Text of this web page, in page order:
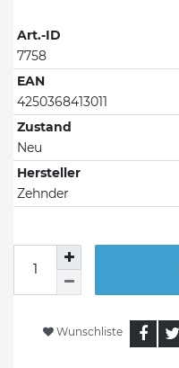
Art.-ID
7758
EAN
4250368413011
Zustand
Neu
Hersteller
Zehnder
Wunschliste